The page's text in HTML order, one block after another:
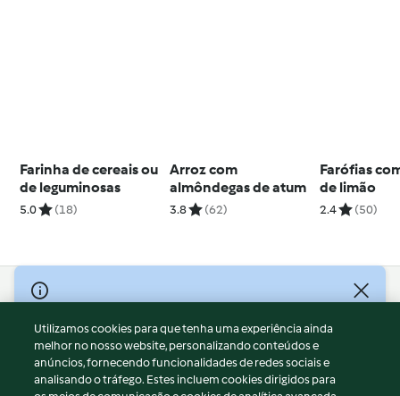
Farinha de cereais ou
de leguminosas
5.0 (18)
Arroz com
almôndegas de atum
3.8 (62)
Farófias
de limão
2.4 (50)
© Copyright 2026
Termos de Utilização
Aviso sobre Proteção de Dados
Aviso
Utilizamos cookies para que tenha uma experiência ainda
melhor no nosso website, personalizando conteúdos e
anúncios, fornecendo funcionalidades de redes sociais e
analisando o tráfego. Estes incluem cookies dirigidos para